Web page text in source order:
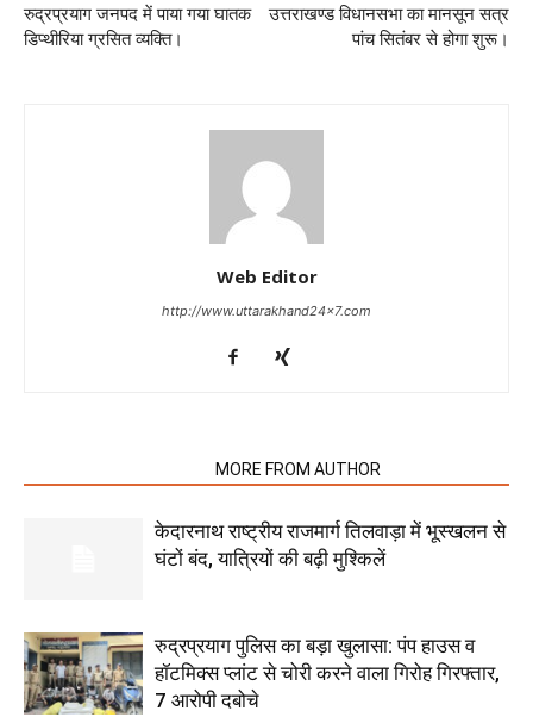
रुद्रप्रयाग जनपद में पाया गया घातक
डिप्थीरिया ग्रसित व्यक्ति।
उत्तराखण्ड विधानसभा का मानसून सत्र
पांच सितंबर से होगा शुरू।
Web Editor
http://www.uttarakhand24x7.com
MORE FROM AUTHOR
केदारनाथ राष्ट्रीय राजमार्ग तिलवाड़ा में भूस्खलन से
घंटों बंद, यात्रियों की बढ़ी मुश्किलें
रुद्रप्रयाग पुलिस का बड़ा खुलासा: पंप हाउस व
हॉटमिक्स प्लांट से चोरी करने वाला गिरोह गिरफ्तार,
7 आरोपी दबोचे